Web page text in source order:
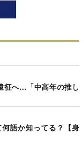
征へ…「中高年の推し
語か知ってる？【身